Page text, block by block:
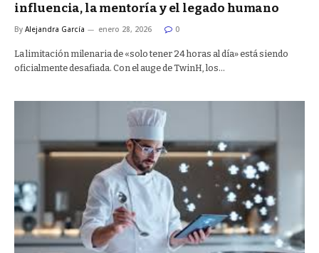
influencia, la mentoría y el legado humano
By Alejandra García enero 28, 2026 0
La limitación milenaria de «solo tener 24 horas al día» está siendo
oficialmente desafiada. Con el auge de TwinH, los…